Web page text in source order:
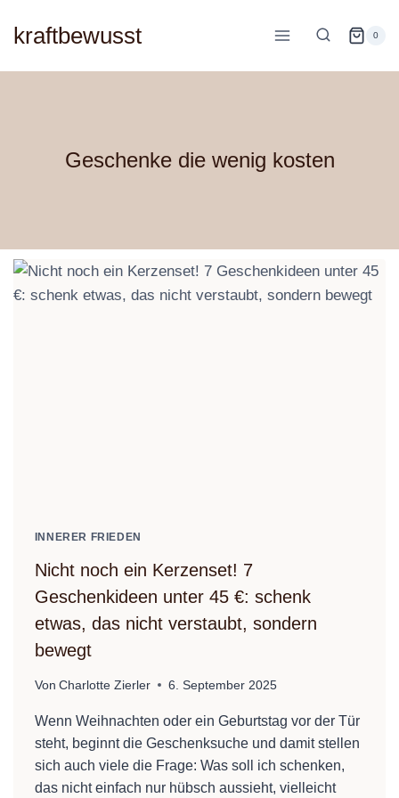
Inhalt
kraftbewusst 0
Geschenke die wenig kosten
INNERER FRIEDEN
Nicht noch ein Kerzenset! 7
Geschenkideen unter 45 €: schenk
etwas, das nicht verstaubt, sondern
bewegt
Von Charlotte Zierler 6. September 2025
Wenn Weihnachten oder ein Geburtstag vor der Tür
steht, beginnt die Geschenksuche und damit stellen
sich auch viele die Frage: Was soll ich schenken,
das nicht einfach nur hübsch aussieht, vielleicht